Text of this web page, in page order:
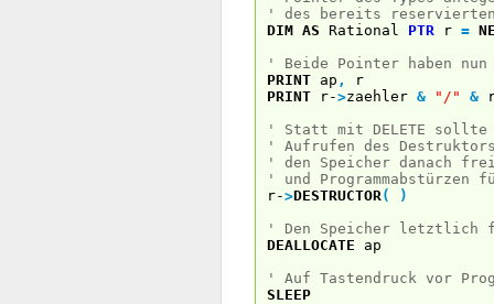
' des bereits reservierten
DIM AS Rational PTR r =
' Beide Pointer haben
PRINT ap ,
r
PRINT r->zaehler & "/" &
' Statt mit DELETE
' Aufrufen des
' den Speicher danach
' und Programmabstürzen
r->DESTRUCTOR (
)
' Den Speicher letztlich
DEALLOCATE ap
' Auf Tastendruck vor
SLEEP